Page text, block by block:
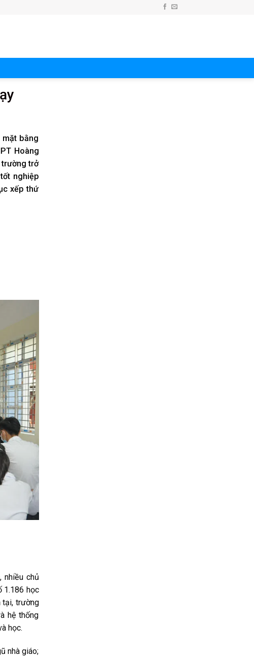
mặt bằng
Hoàng
trường trở
nghiệp
xếp thứ
nhiều chủ
1.186 học
tại, trường
hệ thống
học.
nhà giáo;